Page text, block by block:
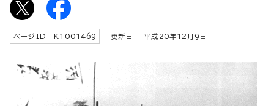
ページID K 1001469 更新日 平成 20年12 月9日